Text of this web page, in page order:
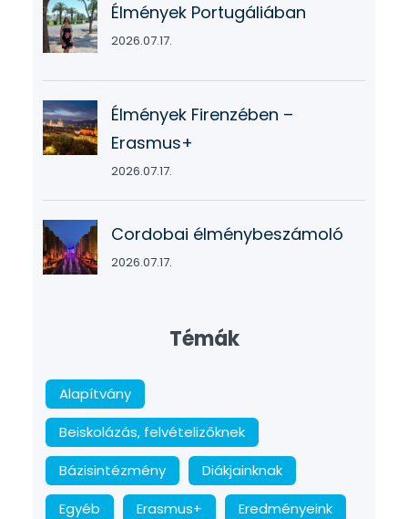
Élmények Portugáliában
2026.07.17.
Élmények Firenzében –
Erasmus+
2026.07.17.
Cordobai élménybeszámoló
2026.07.17.
Témák
Alapítvány
Beiskolázás, felvételizőknek
Bázisintézmény
Diákjainknak
Egyéb
Erasmus+
Eredményeink